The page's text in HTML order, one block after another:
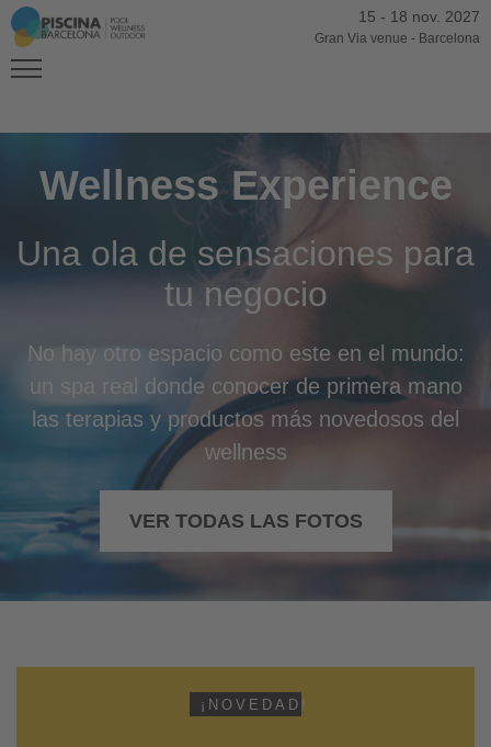
15 - 18 nov. 2027
Gran Via venue - Barcelona
Wellness Experience
Una ola de sensaciones para
tu negocio
No hay otro espacio como este en el mundo:
un spa real donde conocer de primera mano
las terapias y productos más novedosos del
wellness
VER TODAS LAS FOTOS
¡NOVEDAD!